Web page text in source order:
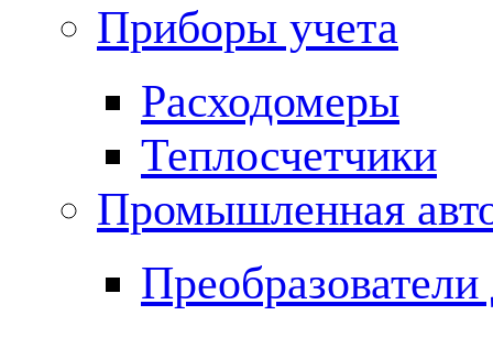
Приборы учета
Расходомеры
Теплосчетчики
Промышленная
Преобразователи